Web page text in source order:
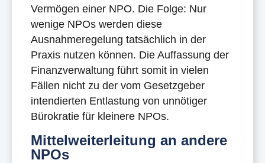
Vermögen einer NPO. Die Folge: Nur
wenige NPOs werden diese
Ausnahmeregelung tatsächlich in der
Praxis nutzen können. Die Auffassung der
Finanzverwaltung führt somit in vielen
Fällen nicht zu der vom Gesetzgeber
intendierten Entlastung von unnötiger
Bürokratie für kleinere NPOs.
Mittelweiterleitung an andere
NPOs